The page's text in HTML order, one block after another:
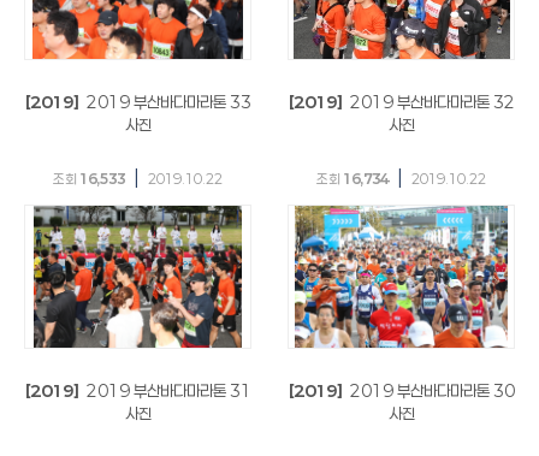
[2019] 2019 부산바다마라톤 33
사진
조회 16,533 2019.10.22
[2019] 2019 부산바다마라톤 32
사진
조회 16,734 2019.10.22
[2019] 2019 부산바다마라톤 31
사진
[2019] 2019 부산바다마라톤 30
사진